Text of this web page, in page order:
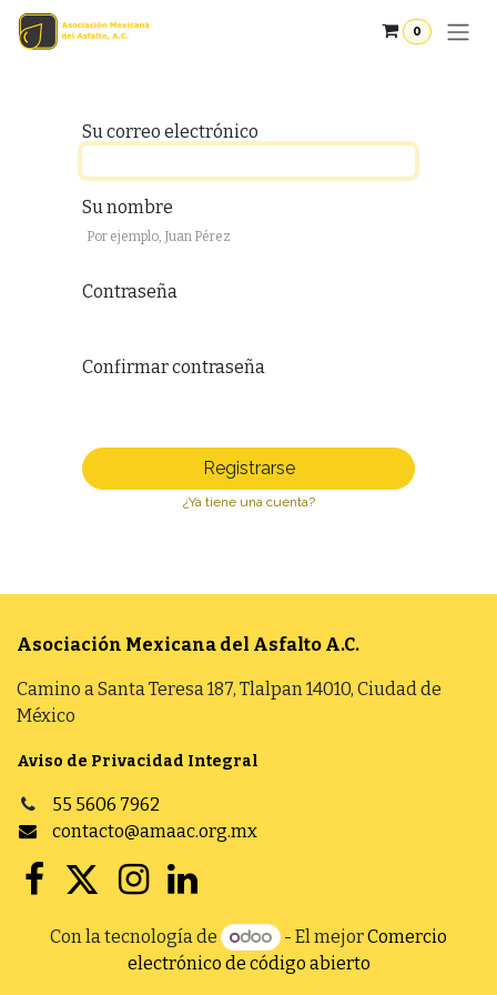
Ir al contenido
0
Su correo electrónico
Su nombre
Contraseña
Confirmar contraseña
Registrarse
¿Ya tiene una cuenta?
Asociación Mexicana del Asfalto A.C.
Camino a Santa Teresa 187, Tlalpan 14010, Ciudad de
México
Aviso de Privacidad Integral
55 5606 7962
contacto@amaac.org.mx
Con la tecnología de - El mejorComercio
electrónico de código abierto